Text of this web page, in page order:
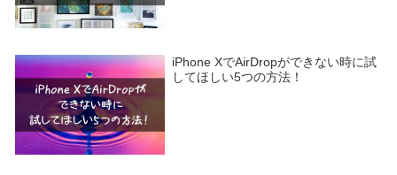
iPhone XでAirDropができない時に試
してほしい5つの方法！